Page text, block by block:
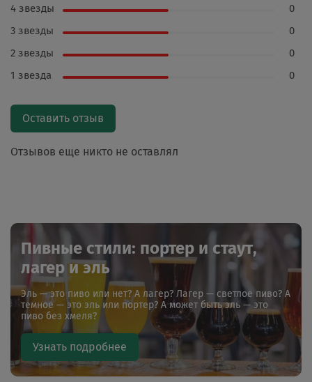
Отзывов еще никто не оставлял
4 звезды
0
3 звезды
0
2 звезды
0
1 звезда
0
Оставить отзыв
Пивные стили: портер и стаут,
лагер и эль
Эль — это пиво или нет? А лагер? Лагер — светлое пиво? А
темное — это эль или портер? А может быть эль — это
пиво без хмеля?
Узнать подробнее